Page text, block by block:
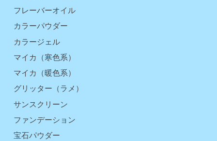
フレーバーオイル
カラーパウダー
カラージェル
マイカ（寒色系）
マイカ（暖色系）
グリッター（ラメ）
サンスクリーン
ファンデーション
宝石パウダー